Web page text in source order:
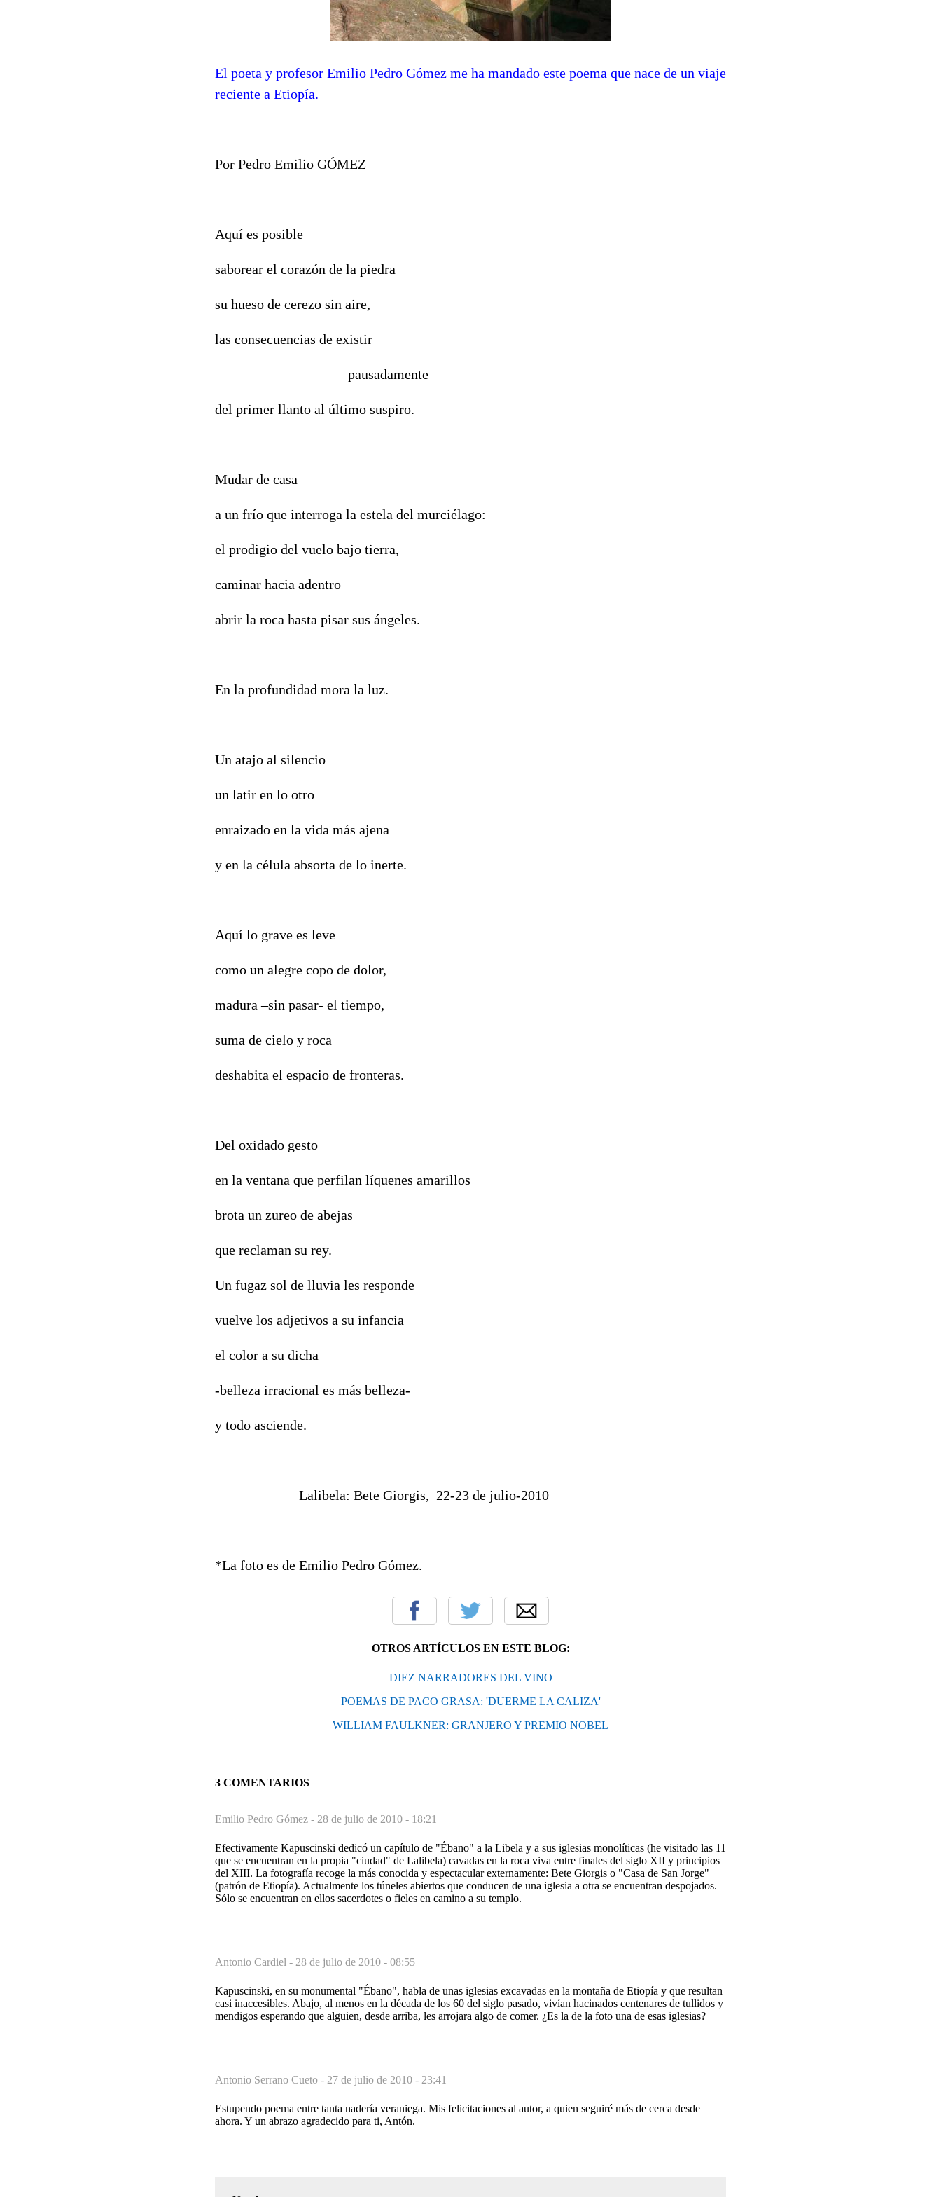
El poeta y profesor Emilio Pedro Gómez me ha mandado este poema que nace de un viaje
reciente a Etiopía.
Por Pedro Emilio GÓMEZ
Aquí es posible
saborear el corazón de la piedra
su hueso de cerezo sin aire,
las consecuencias de existir
pausadamente
del primer llanto al último suspiro.
Mudar de casa
a un frío que interroga la estela del murciélago:
el prodigio del vuelo bajo tierra,
caminar hacia adentro
abrir la roca hasta pisar sus ángeles.
En la profundidad mora la luz.
Un atajo al silencio
un latir en lo otro
enraizado en la vida más ajena
y en la célula absorta de lo inerte.
Aquí lo grave es leve
como un alegre copo de dolor,
madura –sin pasar- el tiempo,
suma de cielo y roca
deshabita el espacio de fronteras.
Del oxidado gesto
en la ventana que perfilan líquenes amarillos
brota un zureo de abejas
que reclaman su rey.
Un fugaz sol de lluvia les responde
vuelve los adjetivos a su infancia
el color a su dicha
-belleza irracional es más belleza-
y todo asciende.
Lalibela: Bete Giorgis, 22-23 de julio-2010
*La foto es de Emilio Pedro Gómez.
OTROS ARTÍCULOS EN ESTE BLOG:
DIEZ NARRADORES DEL VINO
POEMAS DE PACO GRASA: 'DUERME LA CALIZA'
WILLIAM FAULKNER: GRANJERO Y PREMIO NOBEL
3 COMENTARIOS
Emilio Pedro Gómez - 28 de julio de 2010 - 18:21
Efectivamente Kapuscinski dedicó un capítulo de "Ébano" a la Libela y a sus iglesias monolíticas (he visitado las 11
que se encuentran en la propia "ciudad" de Lalibela) cavadas en la roca viva entre finales del siglo XII y principios
del XIII. La fotografía recoge la más conocida y espectacular externamente: Bete Giorgis o "Casa de San Jorge"
(patrón de Etiopía). Actualmente los túneles abiertos que conducen de una iglesia a otra se encuentran despojados.
Sólo se encuentran en ellos sacerdotes o fieles en camino a su templo.
Antonio Cardiel - 28 de julio de 2010 - 08:55
Kapuscinski, en su monumental "Ébano", habla de unas iglesias excavadas en la montaña de Etiopía y que resultan
casi inaccesibles. Abajo, al menos en la década de los 60 del siglo pasado, vivían hacinados centenares de tullidos y
mendigos esperando que alguien, desde arriba, les arrojara algo de comer. ¿Es la de la foto una de esas iglesias?
Antonio Serrano Cueto - 27 de julio de 2010 - 23:41
Estupendo poema entre tanta nadería veraniega. Mis felicitaciones al autor, a quien seguiré más de cerca desde
ahora. Y un abrazo agradecido para ti, Antón.